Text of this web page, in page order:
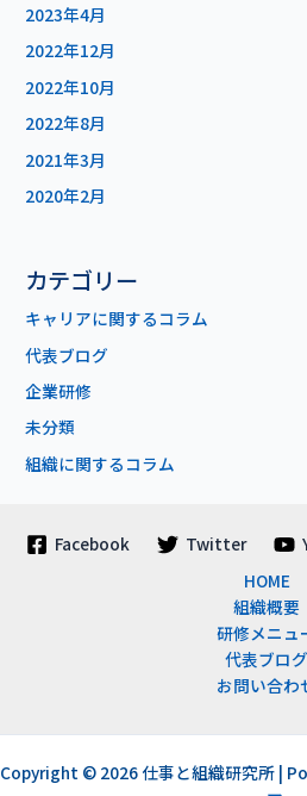
2023年4月
2022年12月
2022年10月
2022年8月
2021年3月
2020年2月
カテゴリー
キャリアに関するコラム
代表ブログ
企業研修
未分類
組織に関するコラム
Facebook Twitter
HOME
組織概要
研修メニュ
代表ブログ
お問い合わ
Copyright © 2026 仕事と組織研究所 |